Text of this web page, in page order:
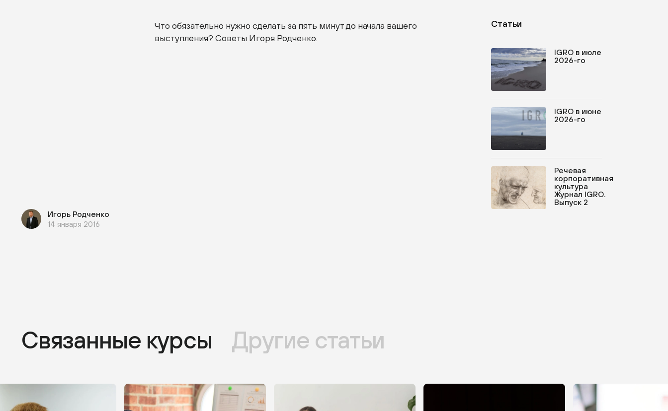
Что обязательно нужно сделать за пять минут до начала вашего
выступления? Советы Игоря Родченко.
Статьи
IGRO в июле
2026-го
IGRO в июне
2026-го
Речевая
корпоративная
культура
Журнал IGRO.
Выпуск 2
Игорь Родченко
14 января 2016
Связанные курсы Другие статьи